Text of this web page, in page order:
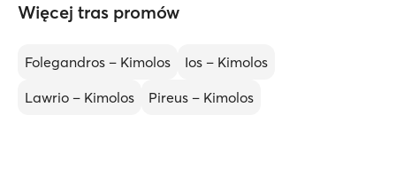
Więcej tras promów
Folegandros – Kimolos
Ios – Kimolos
Lawrio – Kimolos
Pireus – Kimolos